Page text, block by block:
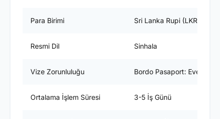
Para Birimi Sri Lanka Rupi (LKR)
Resmi Dil Sinhala
Vize Zorunluluğu Bordo Pasaport: Evet /
Ortalama İşlem Süresi 3-5 İş Günü